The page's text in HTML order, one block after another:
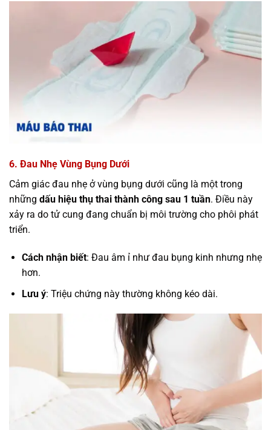
6. Đau Nhẹ Vùng Bụng Dưới
Cảm giác đau nhẹ ở vùng bụng dưới cũng là một trong
những dấu hiệu thụ thai thành công sau 1 tuần. Điều này
xảy ra do tử cung đang chuẩn bị môi trường cho phôi phát
triển.
Cách nhận biết: Đau âm ỉ như đau bụng kinh nhưng nhẹ
hơn.
Lưu ý: Triệu chứng này thường không kéo dài.